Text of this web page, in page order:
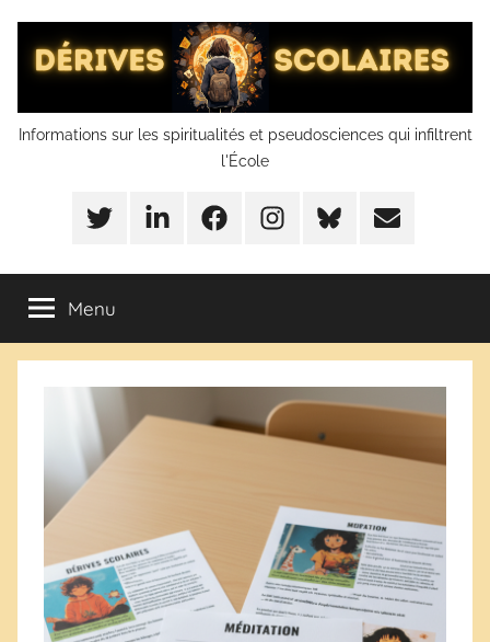
contenu
Dérives
scolaires
Informations sur les spiritualités et pseudosciences qui infiltrent
l'École
Twitter LinkedInFacebookInstagramBlueSkyMail
Menu